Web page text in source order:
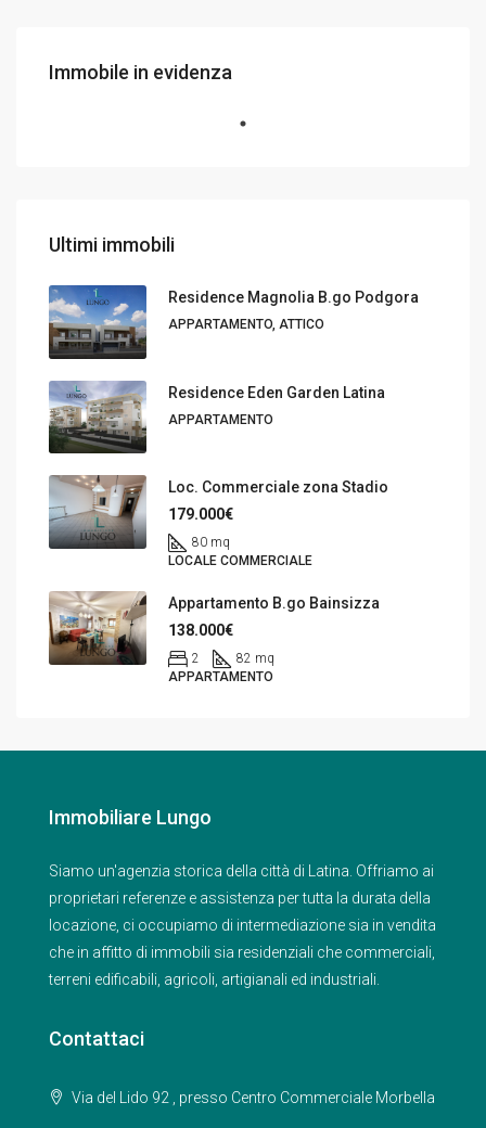
Immobile in evidenza
Ultimi immobili
Residence Magnolia B.go Podgora
APPARTAMENTO, ATTICO
Residence Eden Garden Latina
APPARTAMENTO
Loc. Commerciale zona Stadio
179.000€
80 mq
LOCALE COMMERCIALE
Appartamento B.go Bainsizza
138.000€
2
82 mq
APPARTAMENTO
Immobiliare Lungo
Siamo un'agenzia storica della città di Latina. Offriamo ai
proprietari referenze e assistenza per tutta la durata della
locazione, ci occupiamo di intermediazione sia in vendita
che in affitto di immobili sia residenziali che commerciali,
terreni edificabili, agricoli, artigianali ed industriali.
Contattaci
Via del Lido 92 , presso Centro Commerciale Morbella